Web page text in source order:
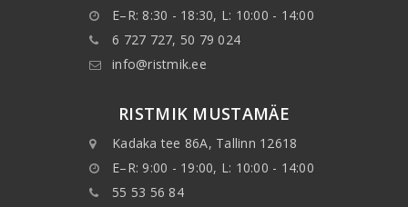
E–R: 8:30 - 18:30, L: 10:00 - 14:00
6 727 727, 50 79 024
info@ristmik.ee
RISTMIK MUSTAMÄE
Kadaka tee 86A, Tallinn 12618
E–R: 9:00 - 19:00, L: 10:00 - 14:00
55 53 56 84